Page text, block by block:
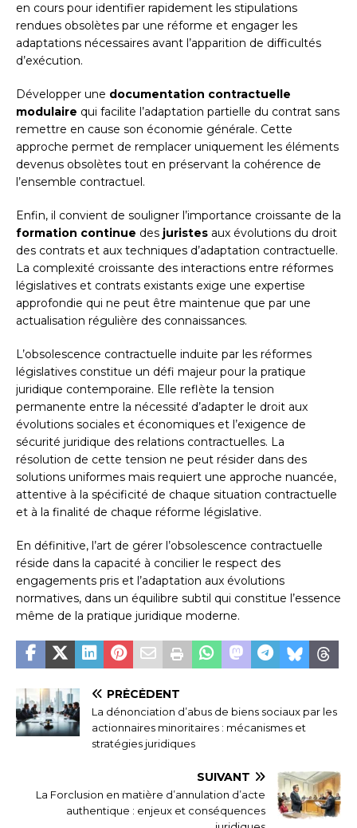
en cours pour identifier rapidement les stipulations
rendues obsolètes par une réforme et engager les
adaptations nécessaires avant l’apparition de difficultés
d’exécution.
Développer une documentation contractuelle
modulaire qui facilite l’adaptation partielle du contrat sans
remettre en cause son économie générale. Cette
approche permet de remplacer uniquement les éléments
devenus obsolètes tout en préservant la cohérence de
l’ensemble contractuel.
Enfin, il convient de souligner l’importance croissante de la
formation continue des juristes aux évolutions du droit
des contrats et aux techniques d’adaptation contractuelle.
La complexité croissante des interactions entre réformes
législatives et contrats existants exige une expertise
approfondie qui ne peut être maintenue que par une
actualisation régulière des connaissances.
L’obsolescence contractuelle induite par les réformes
législatives constitue un défi majeur pour la pratique
juridique contemporaine. Elle reflète la tension
permanente entre la nécessité d’adapter le droit aux
évolutions sociales et économiques et l’exigence de
sécurité juridique des relations contractuelles. La
résolution de cette tension ne peut résider dans des
solutions uniformes mais requiert une approche nuancée,
attentive à la spécificité de chaque situation contractuelle
et à la finalité de chaque réforme législative.
En définitive, l’art de gérer l’obsolescence contractuelle
réside dans la capacité à concilier le respect des
engagements pris et l’adaptation aux évolutions
normatives, dans un équilibre subtil qui constitue l’essence
même de la pratique juridique moderne.
PRÉCÉDENT
La dénonciation d’abus de biens sociaux par les
actionnaires minoritaires : mécanismes et
stratégies juridiques
SUIVANT
La Forclusion en matière d’annulation d’acte
authentique : enjeux et conséquences